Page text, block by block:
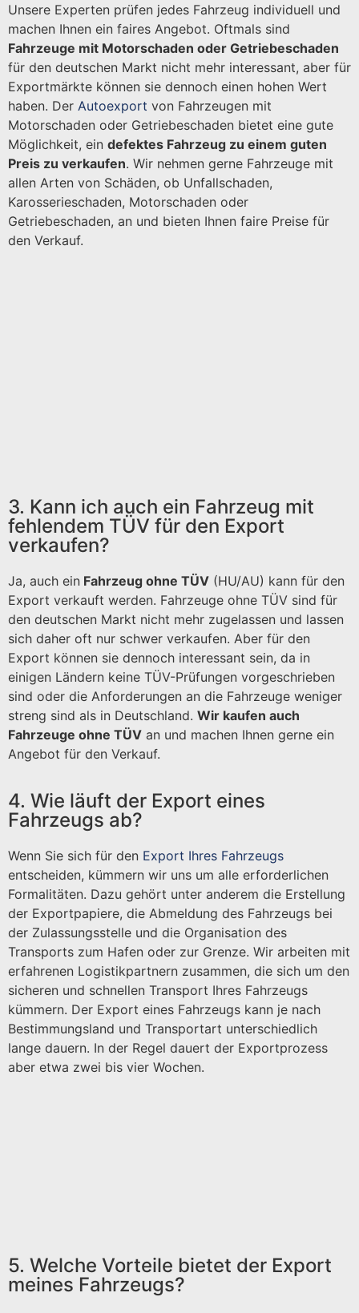
Unsere Experten prüfen jedes Fahrzeug individuell und
machen Ihnen ein faires Angebot. Oftmals sind
Fahrzeuge mit Motorschaden oder Getriebeschaden
für den deutschen Markt nicht mehr interessant, aber für
Exportmärkte können sie dennoch einen hohen Wert
haben. Der Autoexport von Fahrzeugen mit
Motorschaden oder Getriebeschaden bietet eine gute
Möglichkeit, ein defektes Fahrzeug zu einem guten
Preis zu verkaufen. Wir nehmen gerne Fahrzeuge mit
allen Arten von Schäden, ob Unfallschaden,
Karosserieschaden, Motorschaden oder
Getriebeschaden, an und bieten Ihnen faire Preise für
den Verkauf.
3. Kann ich auch ein Fahrzeug mit
fehlendem TÜV für den Export
verkaufen?
Ja, auch ein Fahrzeug ohne TÜV (HU/AU) kann für den
Export verkauft werden. Fahrzeuge ohne TÜV sind für
den deutschen Markt nicht mehr zugelassen und lassen
sich daher oft nur schwer verkaufen. Aber für den
Export können sie dennoch interessant sein, da in
einigen Ländern keine TÜV-Prüfungen vorgeschrieben
sind oder die Anforderungen an die Fahrzeuge weniger
streng sind als in Deutschland. Wir kaufen auch
Fahrzeuge ohne TÜV an und machen Ihnen gerne ein
Angebot für den Verkauf.
4. Wie läuft der Export eines
Fahrzeugs ab?
Wenn Sie sich für den Export Ihres Fahrzeugs
entscheiden, kümmern wir uns um alle erforderlichen
Formalitäten. Dazu gehört unter anderem die Erstellung
der Exportpapiere, die Abmeldung des Fahrzeugs bei
der Zulassungsstelle und die Organisation des
Transports zum Hafen oder zur Grenze. Wir arbeiten mit
erfahrenen Logistikpartnern zusammen, die sich um den
sicheren und schnellen Transport Ihres Fahrzeugs
kümmern. Der Export eines Fahrzeugs kann je nach
Bestimmungsland und Transportart unterschiedlich
lange dauern. In der Regel dauert der Exportprozess
aber etwa zwei bis vier Wochen.
5. Welche Vorteile bietet der Export
meines Fahrzeugs?